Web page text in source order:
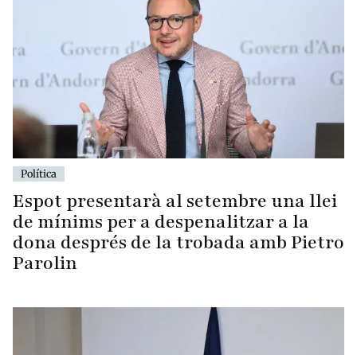
Política
Espot presentarà al setembre una llei
de mínims per a despenalitzar a la
dona després de la trobada amb Pietro
Parolin